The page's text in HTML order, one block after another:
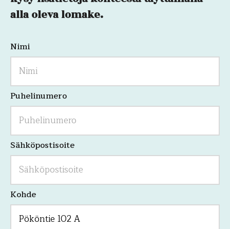
Kenttä
on
validointitarkoituksiin
tulee
jättää
koskemattomaksi.
alla oleva lomake.
Nimi
Puhelinumero
Sähköpostisoite
Kohde